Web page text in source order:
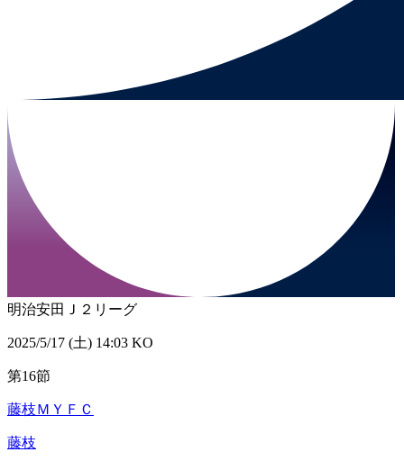
明治安田Ｊ２リーグ
2025/5/17 (土) 14:03 KO
第16節
藤枝ＭＹＦＣ
藤枝